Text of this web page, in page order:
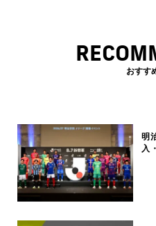
おすす
明
入